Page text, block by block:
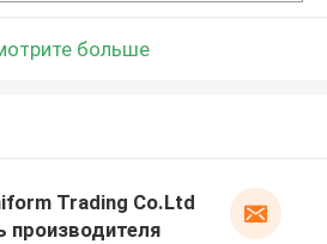
больше
Trading Co.Ltd
производителя